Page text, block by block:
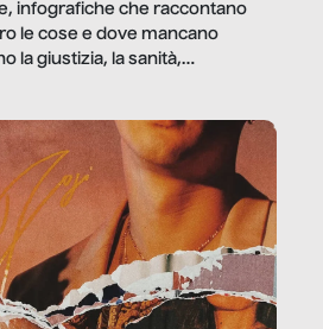
infografiche che raccontano
le cose e dove mancano
la giustizia, la sanità,